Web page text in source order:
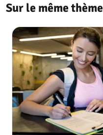
Sur le même thème